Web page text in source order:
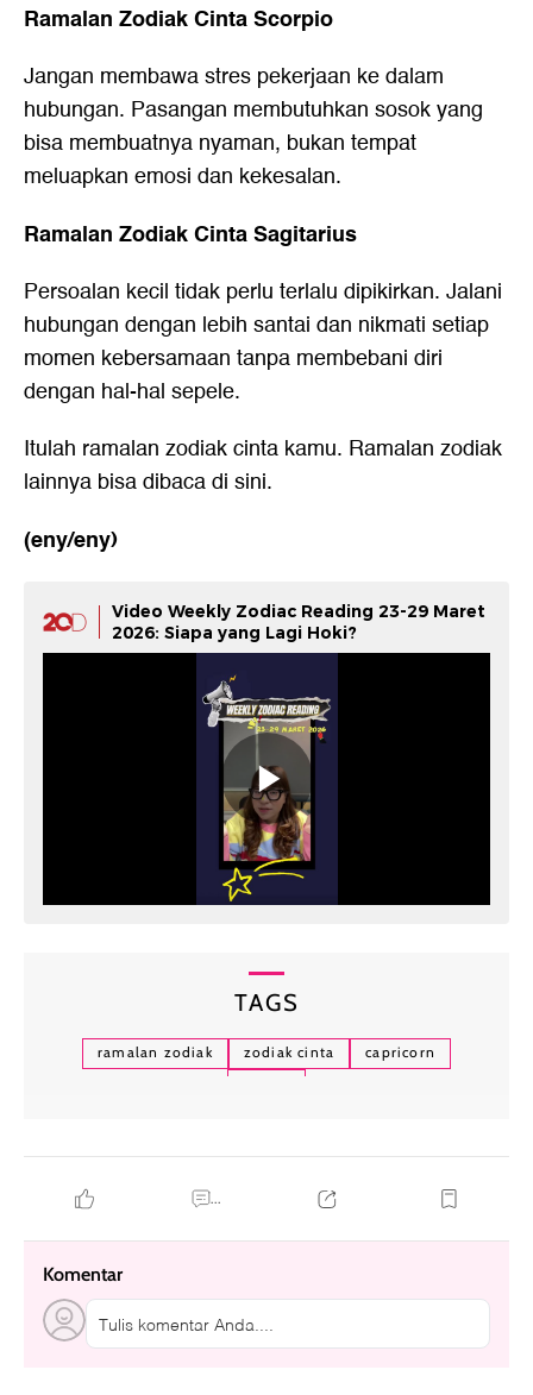
Ramalan Zodiak Cinta Scorpio
Jangan membawa stres pekerjaan ke dalam
hubungan. Pasangan membutuhkan sosok yang
bisa membuatnya nyaman, bukan tempat
meluapkan emosi dan kekesalan.
Ramalan Zodiak Cinta Sagitarius
Persoalan kecil tidak perlu terlalu dipikirkan. Jalani
hubungan dengan lebih santai dan nikmati setiap
momen kebersamaan tanpa membebani diri
dengan hal-hal sepele.
Itulah ramalan zodiak cinta kamu. Ramalan zodiak
lainnya bisa dibacadi sini.
(eny/eny)
Video Weekly Zodiac Reading 23-29 Maret
2026: Siapa yang Lagi Hoki?
TAGS
ramalan zodiak zodiak cinta
capricorn
...
Komentar
Tulis komentar Anda....